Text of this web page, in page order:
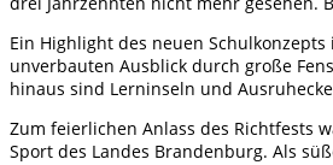
Ein Highlight des neuen
unverbauten Ausblick durch große
hinaus sind Lerninseln und
Zum feierlichen Anlass des Richtfests
Sport des Landes Brandenburg. Als